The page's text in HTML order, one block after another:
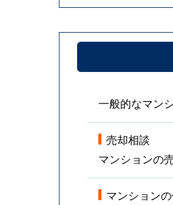
一般的なマン
売却相談
マンションの
マンション